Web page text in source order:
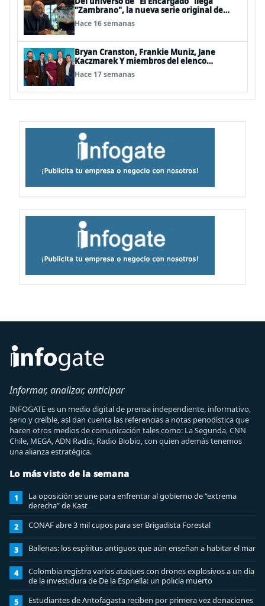
"Zambrano", la nueva serie original de
Disney+ protagonizada por Gabriel Goity
Hace 16 semanas
Bryan Cranston, Frankie Muniz, Jane
Kaczmarek Y miembros del elenco
celebraron el estreno mundial de Malcolm
in the Middle: La vida sigue siendo injusta
Hace 17 semanas
Informar, analizar, anticipar
INFOGATE es un medio digital de prensa independiente, informativo,
serio y creíble, así dan cuenta las referencias a notas periodística que
hacen otros medios de comunicación tales como: La Segunda, CNN
Chile, MEGA, ADN Radio, Radio Biobio, con quien además tenemos
una alianza estratégica.
Lo más visto de la semana
1
La oposición se une para enfrentar al gobierno de “extrema
derecha” de Kast
2 CONAF abre 3 mil cupos para ser Brigadista Forestal
3 Ballenas: los espíritus antiguos que aún enseñan a habitar el mar
4
Colombia registra varios ataques con drones explosivos a un día
de la investidura de De la Espriella: un policía muerto
5
Estudiantes de Antofagasta reciben por primera vez donaciones